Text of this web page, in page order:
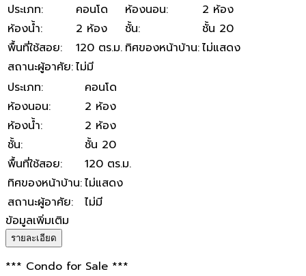
ประเภท: คอนโด ห้องนอน:
2 ห้อง
ห้องน้ำ: 2 ห้อง ชั้น:
ชั้น 20
พื้นที่ใช้สอย: 120 ตร.ม. ทิศของหน้าบ้าน:ไม่แสดง
สถานะผู้อาศัย:ไม่มี
ประเภท:
คอนโด
ห้องนอน:
2 ห้อง
ห้องน้ำ:
2 ห้อง
ชั้น:
ชั้น 20
พื้นที่ใช้สอย:
120 ตร.ม.
ทิศของหน้าบ้าน:ไม่แสดง
สถานะผู้อาศัย:
ไม่มี
ข้อมูลเพิ่มเติม
รายละเอียด
*** Condo for Sale ***